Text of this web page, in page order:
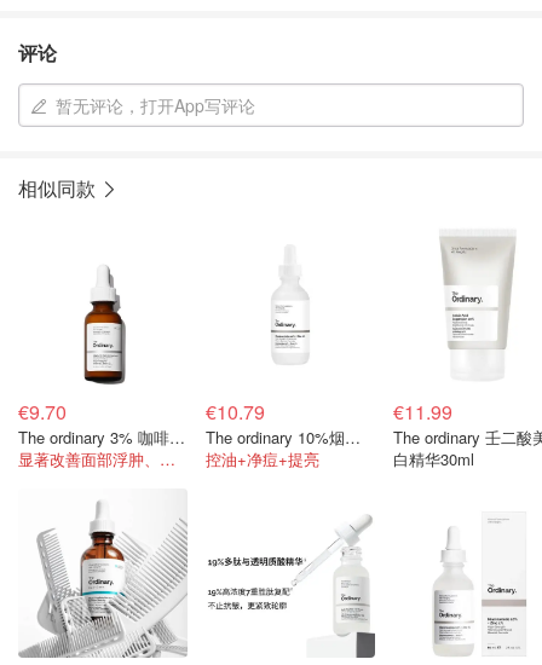
评论
暂无评论，打开App写评论
相似同款
€9.70
The ordinary 3% 咖啡因+ 1%七叶树素面部精华液
显著改善面部浮肿、告别肤色暗沉
€10.79
The ordinary 10%烟酰胺精华0ml
控油+净痘+提亮
€11.99
The ordinary 壬二酸
白精华30ml